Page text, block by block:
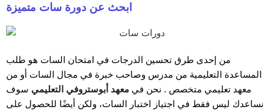
ابحث عن دورة سات متميزة
من إحدى طرق تحسين الدرجات في امتحان السات هو طلب
المساعدة التعليمية من مدرس وصاحب خبرة في مجال السات أو من
معهد تعليمي متخصص . نحن في معهد أبوستروفي التعليمي سوف
نساعدك ليس فقط في اجتياز اختبار السات، ولكن أيضًا للحصول على